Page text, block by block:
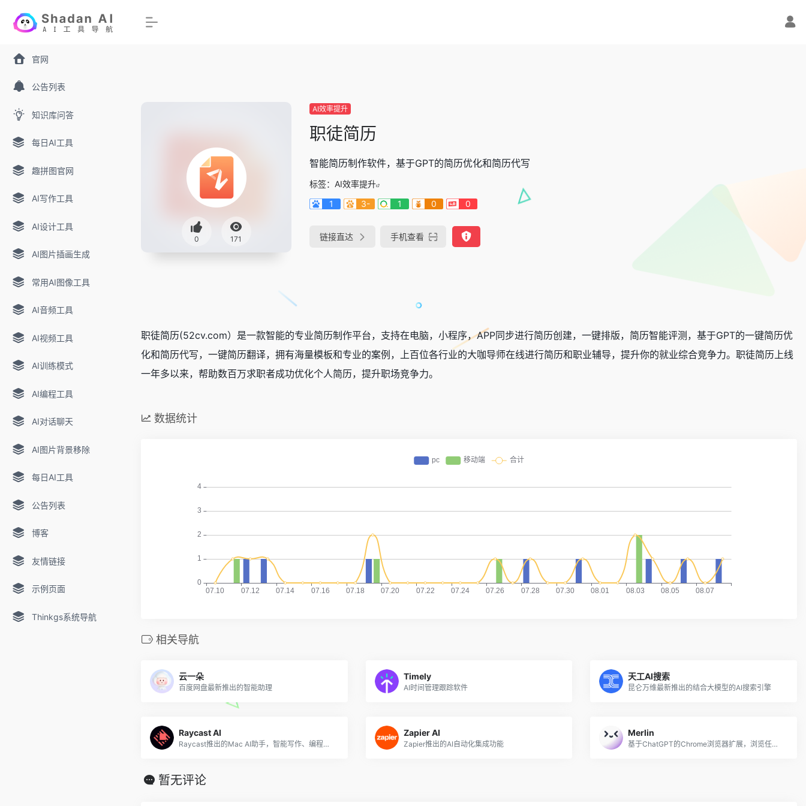
官网
公告列表
知识库问答
每日AI工具
趣拼图官网
AI写作工具
AI设计工具
AI图片插画生成
常用AI图像工具
AI音频工具
AI视频工具
AI训练模式
AI编程工具
AI对话聊天
AI图片背景移除
每日AI工具
公告列表
博客
友情链接
示例页面
Thinkgs系统导航
0 171
AI效率提升
职徒简历
智能简历制作软件，基于GPT的简历优化和简历代写
标签： AI效率提升
1
3- 1 0 0
链接直达 手机查看
职徒简历(52cv.com）是一款智能的专业简历制作平台，支持在电脑，小程序，APP同步进行简历创建，一键排版，简历智能评测，基于GPT的一键简历优
化和简历代写，一键简历翻译，拥有海量模板和专业的案例，上百位各行业的大咖导师在线进行简历和职业辅导，提升你的就业综合竞争力。职徒简历上线
一年多以来，帮助数百万求职者成功优化个人简历，提升职场竞争力。
数据统计
相关导航
云一朵
百度网盘最新推出的智能助理
Timely
AI时间管理跟踪软件
天工AI搜索
昆仑万维最新推出的结合大模型的AI搜索引擎
Raycast AI
Raycast推出的Mac AI助手，智能写作、编程、回答问题等
Zapier AI
Zapier推出的AI自动化集成功能
Merlin
基于ChatGPT的Chrome浏览器扩展，浏览任意网页时利用GPT
暂无评论